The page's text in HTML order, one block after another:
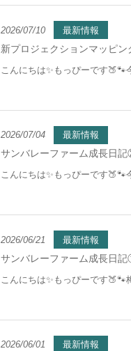
2026/07/10 最新情報
新プロジェクションマッピ
こんにちは✨もっぴーです
2026/07/04 最新情報
サンバレーファーム成長日
こんにちは✨もっぴーです
2026/06/21 最新情報
サンバレーファーム成長日
こんにちは✨もっぴーです
2026/06/01 最新情報